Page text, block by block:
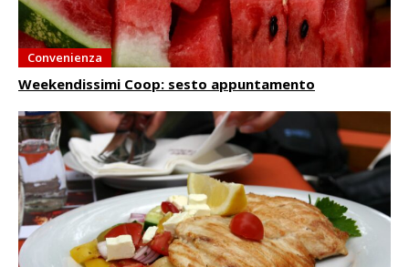
Convenienza
Weekendissimi Coop: sesto appuntamento